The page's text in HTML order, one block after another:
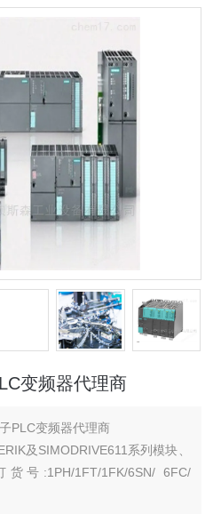
变频器代理商
PLC变频器代理商
及SIMODRIVE611系列模块、
号:1PH/1FT/1FK/6SN/ 6FC/